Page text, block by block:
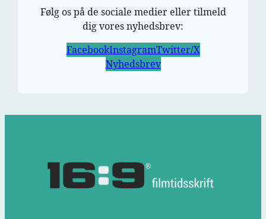
Følg os på de sociale medier eller tilmeld
dig vores nyhedsbrev:
FacebookInstagramTwitter/X
Nyhedsbrev